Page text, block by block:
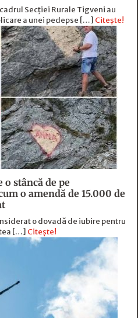
Secției Rurale Tigveni au
a unei pedepse […] Citește!
o stâncă de pe
o amendă de 15.000 de
o dovadă de iubire pentru
[…] Citește!